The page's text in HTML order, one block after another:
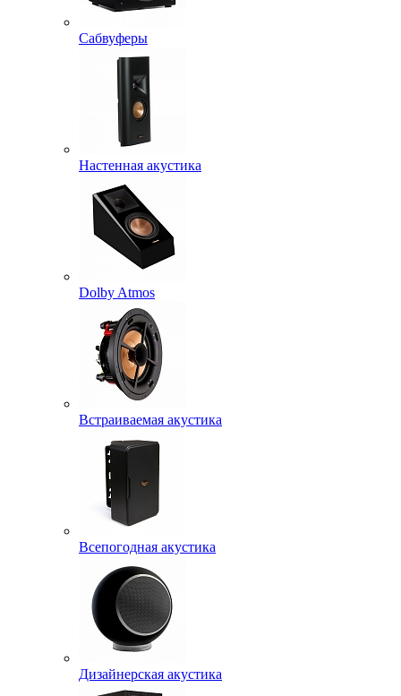
Сабвуферы
Настенная акустика
Dolby Atmos
Встраиваемая акустика
Всепогодная акустика
Дизайнерская акустика